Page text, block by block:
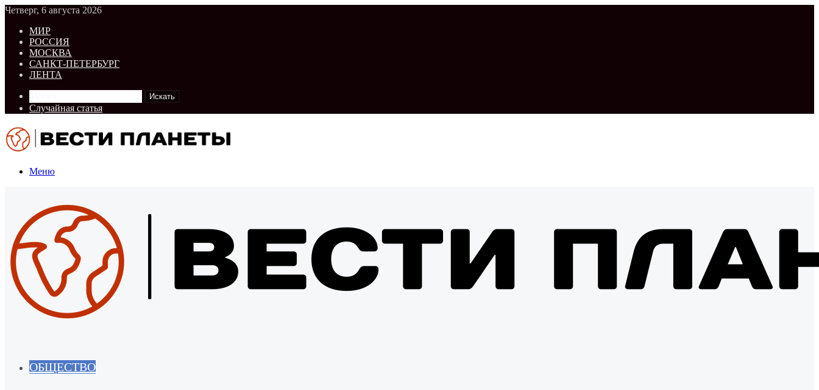
Четверг, 6 августа 2026
МИР
РОССИЯ
МОСКВА
САНКТ-ПЕТЕРБУРГ
ЛЕНТА
Искать
Случайная статья
Меню
ОБЩЕСТВО